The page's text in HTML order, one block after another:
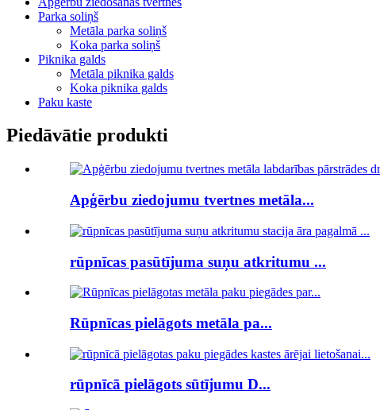
Parka soliņš
Metāla parka soliņš
Koka parka soliņš
Piknika galds
Metāla piknika galds
Koka piknika galds
Paku kaste
Piedāvātie produkti
Apģērbu ziedojumu tvertnes metāla...
rūpnīcas pasūtījuma suņu atkritumu ...
Rūpnīcas pielāgots metāla pa...
rūpnīcā pielāgots sūtījumu D...